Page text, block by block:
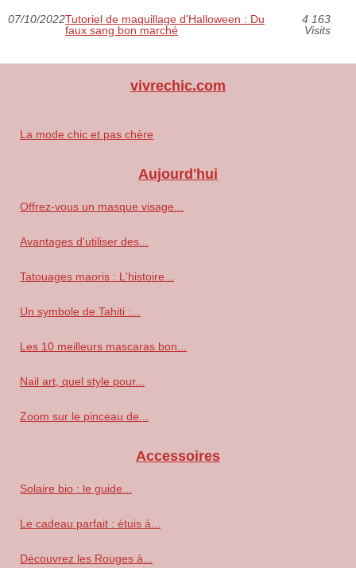
07/10/2022Tutoriel de maquillage d'Halloween : Du
faux sang bon marché
4 163
Visits
vivrechic.com
La mode chic et pas chère
Aujourd'hui
Offrez-vous un masque visage...
Avantages d'utiliser des...
Tatouages maoris : L'histoire...
Un symbole de Tahiti :...
Les 10 meilleurs mascaras bon...
Nail art, quel style pour...
Zoom sur le pinceau de...
Accessoires
Solaire bio : le guide...
Le cadeau parfait : étuis à...
Découvrez les Rouges à...